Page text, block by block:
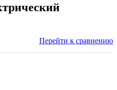
Перейти к сравнению